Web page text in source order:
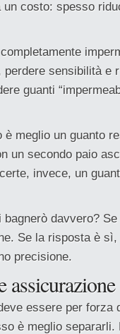
un costo: spesso
sensibilità e
guanti
meglio un guanto
un secondo paio
invece, un
davvero?
Se la risposta è
precisione.
assicurazione
essere per forza
è meglio separarli.